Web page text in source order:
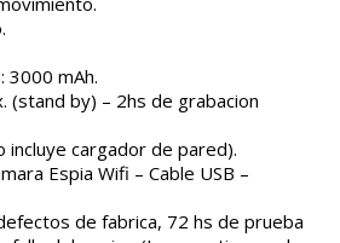
3000 mAh.
(stand by) – 2hs de grabacion
incluye cargador de pared).
Espia Wifi – Cable USB –
de fabrica, 72 hs de prueba